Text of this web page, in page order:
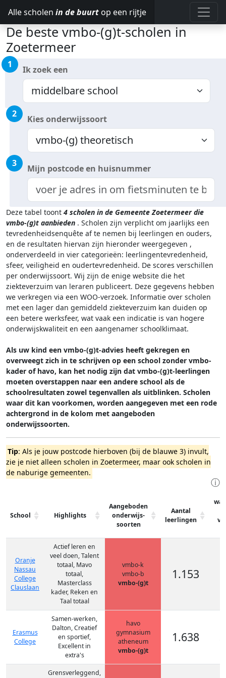
Alle scholen in de buurt op een rijtje
De beste vmbo-(g)t-scholen in
Zoetermeer
1 Ik zoek een
2 Kies onderwijssoort
3 Mijn postcode en huisnummer
Deze tabel toont 4 scholen in de Gemeente Zoetermeer die
vmbo-(g)t aanbieden . Scholen zijn verplicht om jaarlijks een
tevredenheidsenquête af te nemen bij leerlingen en ouders,
en de resultaten hiervan zijn hieronder weergegeven ,
onderverdeeld in vier categorieën: leerlingentevredenheid,
sfeer, veiligheid en oudertevredenheid. De scores verschillen
per onderwijssoort. Wij zijn de enige website die het
ziekteverzuim van leraren publiceert. Deze gegevens hebben
we verkregen via een WOO-verzoek. Informatie over scholen
met een lager dan gemiddeld ziekteverzuim kan duiden op
een betere werksfeer, wat vaak een indicatie is van hogere
onderwijskwaliteit en een aangenamer schoolklimaat.
Als uw kind een vmbo-(g)t-advies heeft gekregen en
overweegt zich in te schrijven op een school zonder vmbo-
kader of havo, kan het nodig zijn dat vmbo-(g)t-leerlingen
moeten overstappen naar een andere school als de
schoolresultaten zowel tegenvallen als uitblinken. Scholen
waar dit kan voorkomen, worden aangegeven met een rode
achtergrond in de kolom met aangeboden
onderwijssoorten.
Tip: Als je jouw postcode hierboven (bij de blauwe 3) invult,
zie je niet alleen scholen in Zoetermeer, maar ook scholen in
de naburige gemeenten.
ⓘ
School Highlights
Aangeboden
onderwijs-
soorten
Aantal
leerlingen
Oranje
Nassau
College
Clauslaan
Actief leren en
veel doen, Talent
totaal, Mavo
totaal,
Masterclass
kader, Reken en
Taal totaal
vmbo-k
vmbo-b
vmbo-(g)t
1.153
Erasmus
College
Samen-werken,
Dalton, Creatief
en sportief,
Excellent in
extra's
havo
gymnasium
atheneum
vmbo-(g)t
1.638
Grensverleggend,